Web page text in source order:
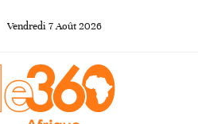
Vendredi 7Août 2026